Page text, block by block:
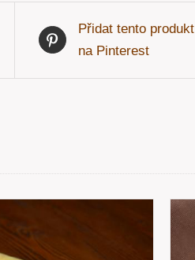
Přidat tento produkt
na Pinterest